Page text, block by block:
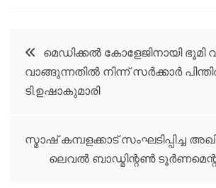
Post
navigation
മെഡിക്കൽ കോളേജിനായി ഭൂമി
വാങ്ങുന്നതിൽ നിന്ന് സർക്കാർ
ടി.ഉഷാകുമാരി
സ്മാഷ് കമ്പളക്കാട് സംഘടിപ്പിച്ച
ലെവൽ ബാഡ്മിന്റൺ ടൂർണമെന്റ്